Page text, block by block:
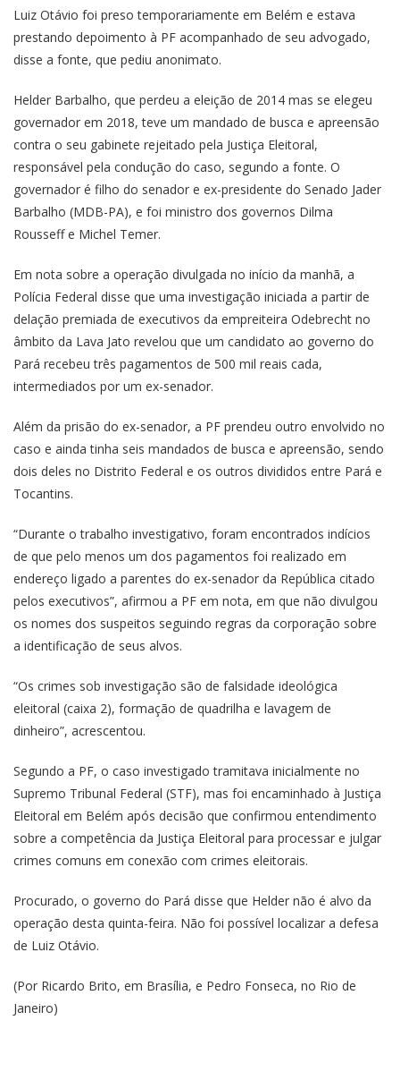
Luiz Otávio foi preso temporariamente em Belém e estava
prestando depoimento à PF acompanhado de seu advogado,
disse a fonte, que pediu anonimato.
Helder Barbalho, que perdeu a eleição de 2014 mas se elegeu
governador em 2018, teve um mandado de busca e apreensão
contra o seu gabinete rejeitado pela Justiça Eleitoral,
responsável pela condução do caso, segundo a fonte. O
governador é filho do senador e ex-presidente do Senado Jader
Barbalho (MDB-PA), e foi ministro dos governos Dilma
Rousseff e Michel Temer.
Em nota sobre a operação divulgada no início da manhã, a
Polícia Federal disse que uma investigação iniciada a partir de
delação premiada de executivos da empreiteira Odebrecht no
âmbito da Lava Jato revelou que um candidato ao governo do
Pará recebeu três pagamentos de 500 mil reais cada,
intermediados por um ex-senador.
Além da prisão do ex-senador, a PF prendeu outro envolvido no
caso e ainda tinha seis mandados de busca e apreensão, sendo
dois deles no Distrito Federal e os outros divididos entre Pará e
Tocantins.
“Durante o trabalho investigativo, foram encontrados indícios
de que pelo menos um dos pagamentos foi realizado em
endereço ligado a parentes do ex-senador da República citado
pelos executivos”, afirmou a PF em nota, em que não divulgou
os nomes dos suspeitos seguindo regras da corporação sobre
a identificação de seus alvos.
“Os crimes sob investigação são de falsidade ideológica
eleitoral (caixa 2), formação de quadrilha e lavagem de
dinheiro”, acrescentou.
Segundo a PF, o caso investigado tramitava inicialmente no
Supremo Tribunal Federal (STF), mas foi encaminhado à Justiça
Eleitoral em Belém após decisão que confirmou entendimento
sobre a competência da Justiça Eleitoral para processar e julgar
crimes comuns em conexão com crimes eleitorais.
Procurado, o governo do Pará disse que Helder não é alvo da
operação desta quinta-feira. Não foi possível localizar a defesa
de Luiz Otávio.
(Por Ricardo Brito, em Brasília, e Pedro Fonseca, no Rio de
Janeiro)